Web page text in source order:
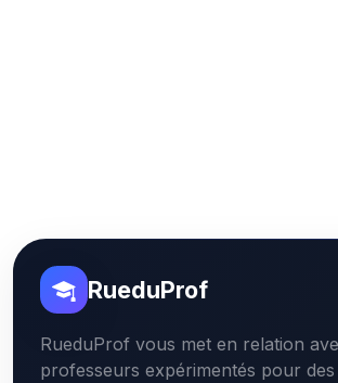
RueduProf
RueduProf vous met en relation
professeurs expérimentés pour